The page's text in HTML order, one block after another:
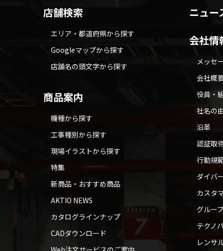
店舗検索
エリア・都道府県から探す
Googleマップから探す
店舗名の頭文字から探す
商品案内
機種から探す
工事種別から探す
現場イラストから探す
特集
新商品・おすすめ商品
AKTIO NEWS
カタログラインナップ
CADダウンロード
ニュー
会社情
メッセ
会社概
役員・
社名の
沿革
認証取
行動規
ダイバ
カスタ
グルー
テクノ
レンサ